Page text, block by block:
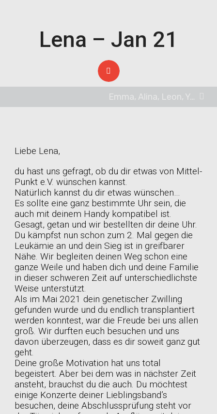
Lena – Jan 21
Emma, Alina, Leon, Yassine und Piet
Liebe Lena,
du hast uns gefragt, ob du dir etwas von Mittel-
Punkt e.V. wünschen kannst.
Natürlich kannst du dir etwas wünschen…
Es sollte eine ganz bestimmte Uhr sein, die
auch mit deinem Handy kompatibel ist.
Gesagt, getan und wir bestellten dir deine Uhr.
Du kämpfst nun schon zum 2. Mal gegen die
Leukämie an und dein Sieg ist in greifbarer
Nähe. Wir begleiten deinen Weg schon eine
ganze Weile und haben dich und deine Familie
in dieser schweren Zeit auf unterschiedlichste
Weise unterstützt.
Als im Mai 2021 dein genetischer Zwilling
gefunden wurde und du endlich transplantiert
werden konntest, war die Freude bei uns allen
groß. Wir durften euch besuchen und uns
davon überzeugen, dass es dir soweit ganz gut
geht.
Deine große Motivation hat uns total
begeistert. Aber bei dem was in nächster Zeit
ansteht, brauchst du die auch. Du möchtest
einige Konzerte deiner Lieblingsband’s
besuchen, deine Abschlussprüfung steht vor